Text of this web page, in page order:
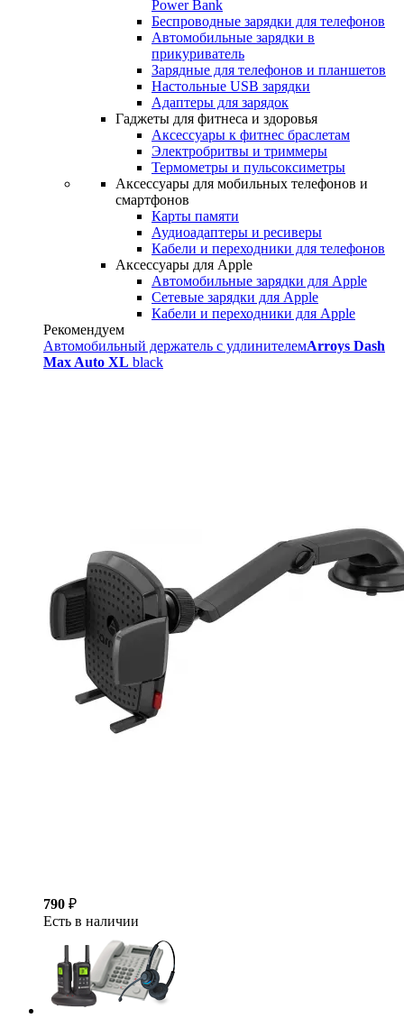
Power Bank
Беспроводные зарядки для телефонов
Автомобильные зарядки в
прикуриватель
Зарядные для телефонов и планшетов
Настольные USB зарядки
Адаптеры для зарядок
Гаджеты для фитнеса и здоровья
Аксессуары к фитнес браслетам
Электробритвы и триммеры
Термометры и пульсоксиметры
Аксессуары для мобильных телефонов и
смартфонов
Карты памяти
Аудиоадаптеры и ресиверы
Кабели и переходники для телефонов
Аксессуары для Apple
Автомобильные зарядки для Apple
Сетевые зарядки для Apple
Кабели и переходники для Apple
Рекомендуем
Автомобильный держатель с удлинителемArroys Dash
Max Auto XL black
790 ₽
Есть в наличии